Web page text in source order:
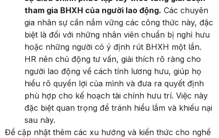
tham gia BHXH của người lao động. Các chuyên
gia nhân sự cần nắm vững các công thức này, đặc
biệt là đối với những nhân viên chuẩn bị nghỉ hưu
hoặc những người có ý định rút BHXH một lần.
HR nên chủ động tư vấn, giải thích rõ ràng cho
người lao động về cách tính lương hưu, giúp họ
hiểu rõ quyền lợi của mình và đưa ra quyết định
phù hợp cho kế hoạch tài chính hưu trí. Việc này
đặc biệt quan trọng để tránh hiểu lầm và khiếu nại
sau này.
Để cập nhật thêm các xu hướng và kiến thức cho nghề